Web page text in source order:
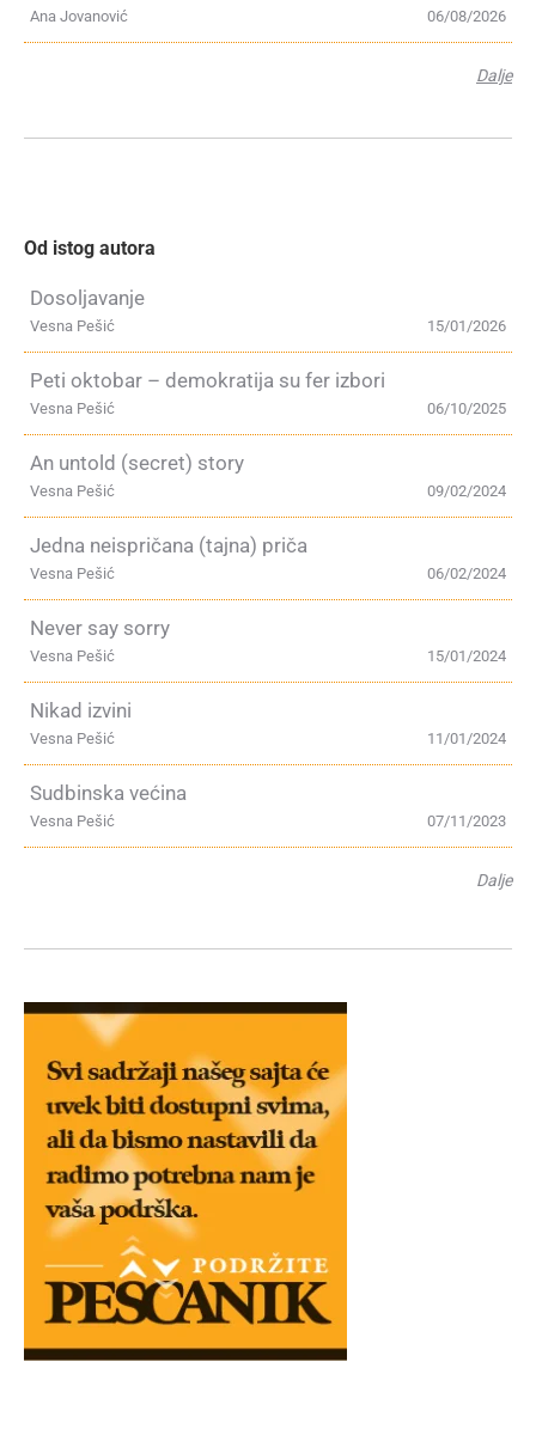
06/08/2026
Ana Jovanović
Dalje
Od istog autora
Dosoljavanje
15/01/2026
Vesna Pešić
Peti oktobar – demokratija su fer izbori
06/10/2025
Vesna Pešić
An untold (secret) story
09/02/2024
Vesna Pešić
Jedna neispričana (tajna) priča
06/02/2024
Vesna Pešić
Never say sorry
15/01/2024
Vesna Pešić
Nikad izvini
11/01/2024
Vesna Pešić
Sudbinska većina
07/11/2023
Vesna Pešić
Dalje